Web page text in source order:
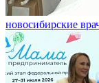
новосибирские